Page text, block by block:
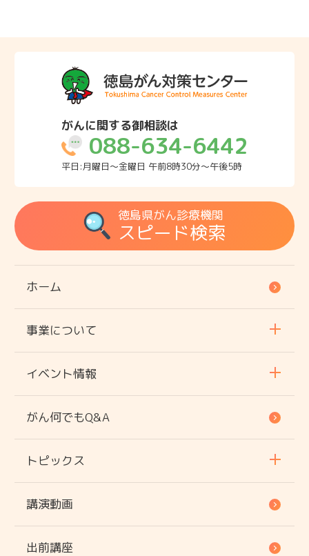
がんに関する御相談は
088-634-6442
平日:月曜日～金曜日 午前8時30分～午後5時
徳島県がん診療機関
スピード検索
ホーム
事業について
イベント情報
がん何でもQ&A
トピックス
講演動画
出前講座